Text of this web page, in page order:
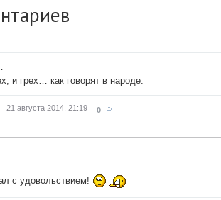
и грех… как говорят в народе.
21 августа 2014, 21:19 0
с удовольствием!